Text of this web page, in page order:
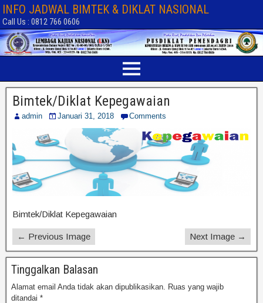
INFO JADWAL BIMTEK & DIKLAT NASIONAL
Call Us : 0812 766 0606
Bimtek/Diklat Kepegawaian
admin Januari 31, 2018 Comments
Bimtek/Diklat Kepegawaian
← Previous Image Next Image →
Tinggalkan Balasan
Alamat email Anda tidak akan dipublikasikan. Ruas yang wajib
ditandai *